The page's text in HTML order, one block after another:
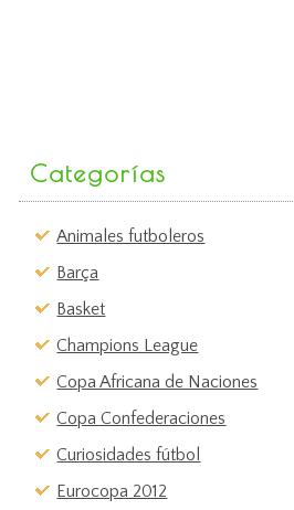
Categorías
Animales futboleros
Barça
Basket
Champions League
Copa Africana de Naciones
Copa Confederaciones
Curiosidades fútbol
Eurocopa 2012